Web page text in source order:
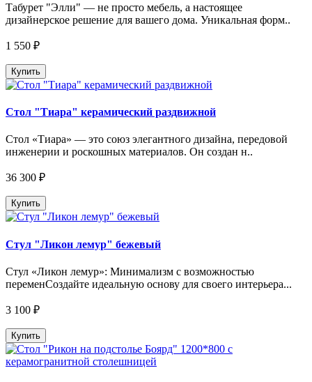
Табурет "Элли" — не просто мебель, а настоящее
дизайнерское решение для вашего дома. Уникальная форм..
1 550 ₽
Купить
Стол "Тиара" керамический раздвижной
Стол «Тиара» — это союз элегантного дизайна, передовой
инженерии и роскошных материалов. Он создан н..
36 300 ₽
Купить
Стул "Ликон лемур" бежевый
Стул «Ликон лемур»: Минимализм с возможностью
переменСоздайте идеальную основу для своего интерьера...
3 100 ₽
Купить